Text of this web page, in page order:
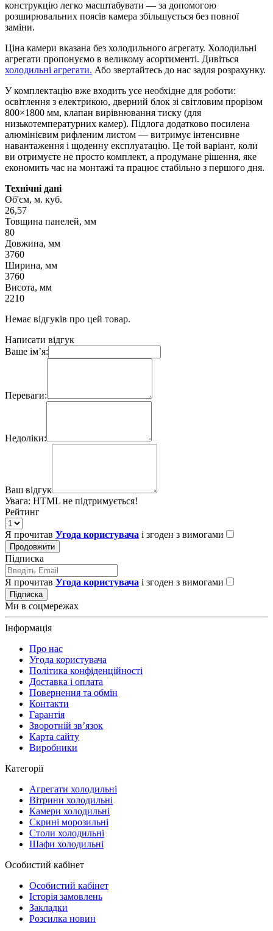
конструкцію легко масштабувати — за допомогою
розширювальних поясів камера збільшується без повної
заміни.
Ціна камери вказана без холодильного агрегату. Холодильні
агрегати пропонуємо в великому асортименті. Дивіться
холодильні агрегати. Або звертайтесь до нас задля розрахунку.
У комплектацію вже входить усе необхідне для роботи:
освітлення з електрикою, дверний блок зі світловим прорізом
800×1800 мм, клапан вирівнювання тиску (для
низькотемпературних камер). Підлога додатково посилена
алюмінієвим рифленим листом — витримує інтенсивне
навантаження і щоденну експлуатацію. Це той варіант, коли
ви отримуєте не просто комплект, а продумане рішення, яке
економить час на монтажі та працює стабільно з першого дня.
Технічні дані
Об'єм, м. куб.
26,57
Товщина панелей, мм
80
Довжина, мм
3760
Ширина, мм
3760
Висота, мм
2210
Немає відгуків про цей товар.
Написати відгук
Ваше ім’я:
Переваги:
Недоліки:
Ваш відгук
Увага: HTML не підтримується!
Рейтинг
Я прочитав Угода користувача і згоден з вимогами
Продовжити
Підписка
Я прочитав Угода користувача і згоден з вимогами
Підписка
Ми в соцмережах
Інформація
Про нас
Угода користувача
Політика конфіденційності
Доставка і оплата
Повернення та обмін
Контакти
Гарантія
Зворотній зв’язок
Карта сайту
Виробники
Категорії
Агрегати холодильні
Вітрини холодильні
Камери холодильні
Скрині морозильні
Столи холодильні
Шафи холодильні
Особистий кабінет
Особистий кабінет
Історія замовлень
Закладки
Розсилка новин